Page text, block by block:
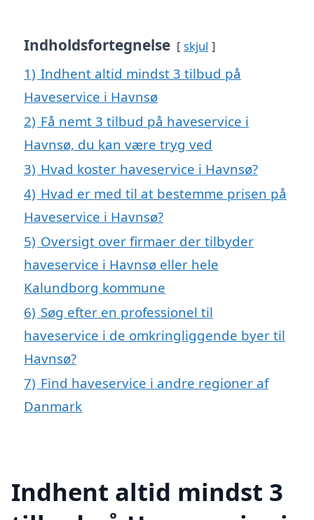
Indholdsfortegnelse skjul
1) Indhent altid mindst 3 tilbud på
Haveservice i Havnsø
2) Få nemt 3 tilbud på haveservice i
Havnsø, du kan være tryg ved
3) Hvad koster haveservice i Havnsø?
4) Hvad er med til at bestemme prisen på
Haveservice i Havnsø?
5) Oversigt over firmaer der tilbyder
haveservice i Havnsø eller hele
Kalundborg kommune
6) Søg efter en professionel til
haveservice i de omkringliggende byer til
Havnsø?
7) Find haveservice i andre regioner af
Danmark
Indhent altid mindst 3